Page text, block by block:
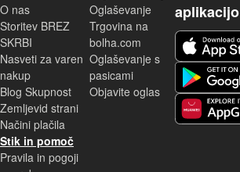
O nas
Storitev BREZ
SKRBI
Nasveti za varen
nakup
Blog Skupnost
Zemljevid strani
Načini plačila
Stik in pomoč
Pravila in pogoji
Oglaševanje
Trgovina na
bolha.com
Oglaševanje s
pasicami
Objavite oglas
aplikacijo